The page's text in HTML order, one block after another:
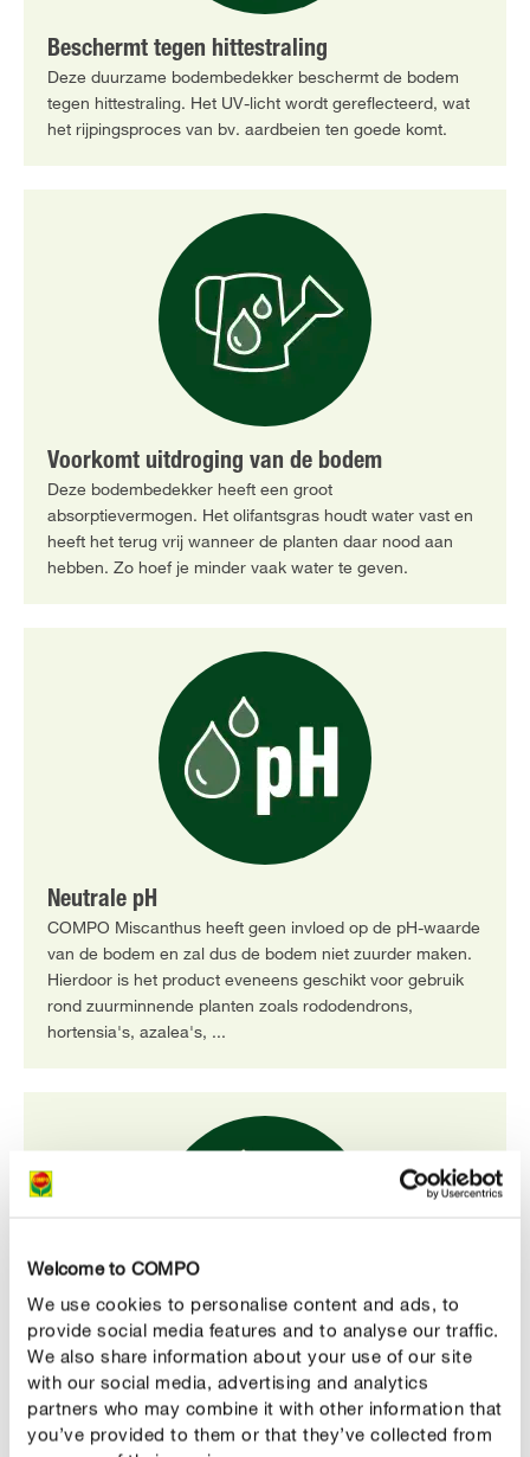
Welcome to COMPO
We use cookies to personalise content and ads, to
provide social media features and to analyse our traffic.
We also share information about your use of our site
with our social media, advertising and analytics
partners who may combine it with other information that
you’ve provided to them or that they’ve collected from
Beschermt tegen hittestraling
Deze duurzame bodembedekker beschermt de bodem
tegen hittestraling. Het UV-licht wordt gereflecteerd, wat
het rijpingsproces van bv. aardbeien ten goede komt.
Voorkomt uitdroging van de bodem
Deze bodembedekker heeft een groot
absorptievermogen. Het olifantsgras houdt water vast en
heeft het terug vrij wanneer de planten daar nood aan
hebben. Zo hoef je minder vaak water te geven.
Neutrale pH
COMPO Miscanthus heeft geen invloed op de pH-waarde
van de bodem en zal dus de bodem niet zuurder maken.
Hierdoor is het product eveneens geschikt voor gebruik
rond zuurminnende planten zoals rododendrons,
hortensia's, azalea's, ...
Milieuvriendelijke bodembedekker
Olifantsgras is een duurzaam gewas. De snelgroeiende
plant wordt geteeld zonder gebruik te maken van
gewasbeschermingsmiddelen of meststoffen.